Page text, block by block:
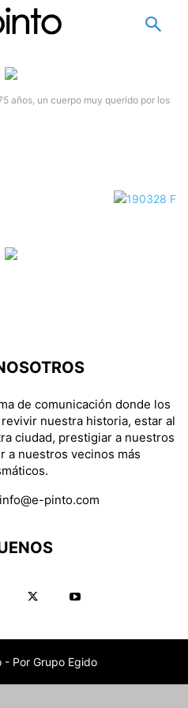
años, un cuerpo muy querido por los
de comunicación donde los
nuestra historia, estar al
ciudad, prestigiar a nuestros
a nuestros vecinos más
info@e-pinto.com
Por Grupo Egido